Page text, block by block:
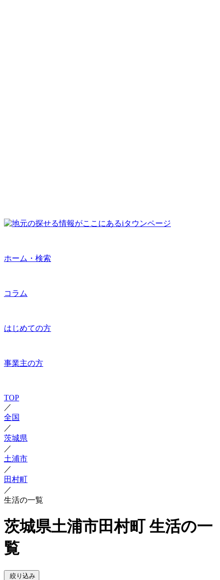
ホーム・検索
コラム
はじめての方
事業主の方
TOP
／
全国
／
茨城県
／
土浦市
／
田村町
／
生活の一覧
茨城県土浦市田村町 生活の一
覧
絞り込み